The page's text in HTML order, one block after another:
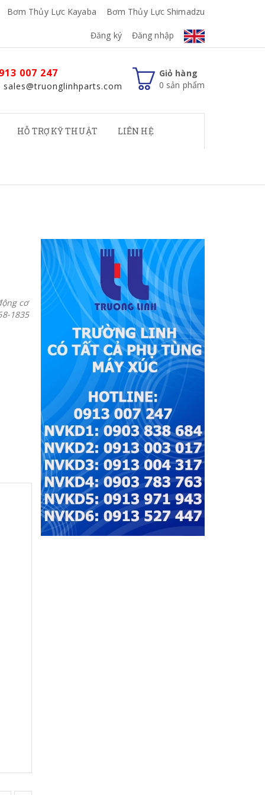
Bơm Thủy Lực Kayaba Bơm Thủy Lực Shimadzu
Đăng ký Đăng nhập
Giỏ hàng
0 sản phẩm
007 247
sales@truonglinhparts.com
HỖ TRỢ KỸ THUẬT LIÊN HỆ
cơ
1835